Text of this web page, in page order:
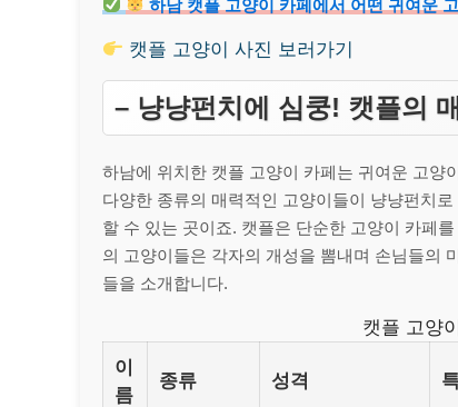
하남 캣플 고양이 카페에서 어떤 귀여운
캣플 고양이 사진 보러가기
– 냥냥펀치에 심쿵! 캣플의
하남에 위치한 캣플 고양이 카페는 귀여운 고양
다양한 종류의 매력적인 고양이들이 냥냥펀치
할 수 있는 곳이죠. 캣플은 단순한 고양이 카페
의 고양이들은 각자의 개성을 뽐내며 손님들의
들을 소개합니다.
캣플 고양
이
름
종류 성격